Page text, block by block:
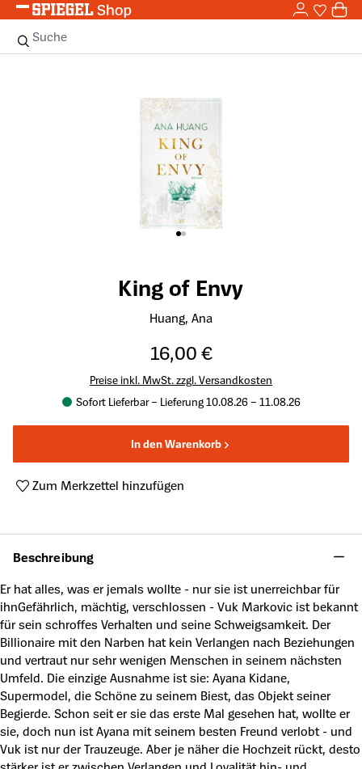
Zum Hauptinhalt springen 0
Suche
King of Envy
Huang, Ana
16,00 €
Preise inkl. MwSt. zzgl. Versandkosten
Sofort Lieferbar – Lieferung 10.08.26 – 11.08.26
In den Warenkorb
Zum Merkzettel hinzufügen
Beschreibung
Er hat alles, was er jemals wollte - nur sie ist unerreichbar für
ihnGefährlich, mächtig, verschlossen - Vuk Markovic ist bekannt
für sein schroffes Verhalten und seine Schweigsamkeit. Der
Billionaire mit den Narben hat kein Verlangen nach Beziehungen
und vertraut nur sehr wenigen Menschen in seinem nächsten
Umfeld. Die einzige Ausnahme ist sie: Ayana Kidane,
Supermodel, die Schöne zu seinem Biest, das Objekt seiner
Begierde. Schon seit er sie das erste Mal gesehen hat, wollte er
sie, doch nun ist Ayana mit seinem besten Freund verlobt - und
Vuk ist nur der Trauzeuge. Aber je näher die Hochzeit rückt, desto